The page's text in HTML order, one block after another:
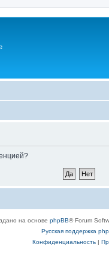
на основе phpBB® Forum
Русская поддержка
Конфиденциальность|